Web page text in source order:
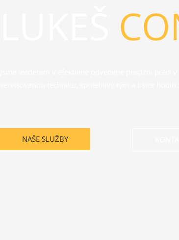
NAŠE SLUŽBY